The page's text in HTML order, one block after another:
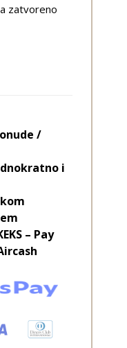
zatvoreno
/
i
– Pay